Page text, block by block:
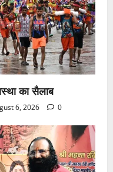
का सैलाब
6, 2026 0